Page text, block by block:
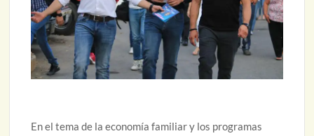
En el tema de la economía familiar y los programas